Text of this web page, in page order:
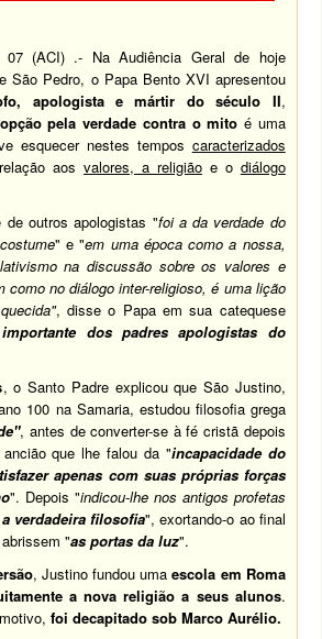
07 (ACI) .- Na Audiência Geral de hoje
São Pedro, o Papa Bento XVI apresentou
apologista e mártir do século II,
opção pela verdade contra o mito é uma
esquecer nestes tempos caracterizados
aos valores, a religiãoe o diálogo
outros apologistas "foi a da verdade do
" e "em uma época como a nossa,
na discussão sobre os valores e
como no diálogo inter-religioso, é uma lição
, disse o Papa em sua catequese
dos padres apologistas do
, o Santo Padre explicou que São Justino,
100 na Samaria, estudou filosofia grega
, antes de converter-se à fé cristã depois
que lhe falou da "incapacidade do
apenas com suas próprias forças
". Depois "indicou-lhe nos antigos profetas
a verdadeira filosofia", exortando-o ao final
"as portas da luz".
, Justino fundou umaescola em Roma
a nova religião a seus alunos.
foi decapitado sob Marco Aurélio.